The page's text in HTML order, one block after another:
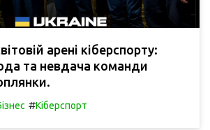
арені кіберспорту:
та невдача команди
#Кіберспорт